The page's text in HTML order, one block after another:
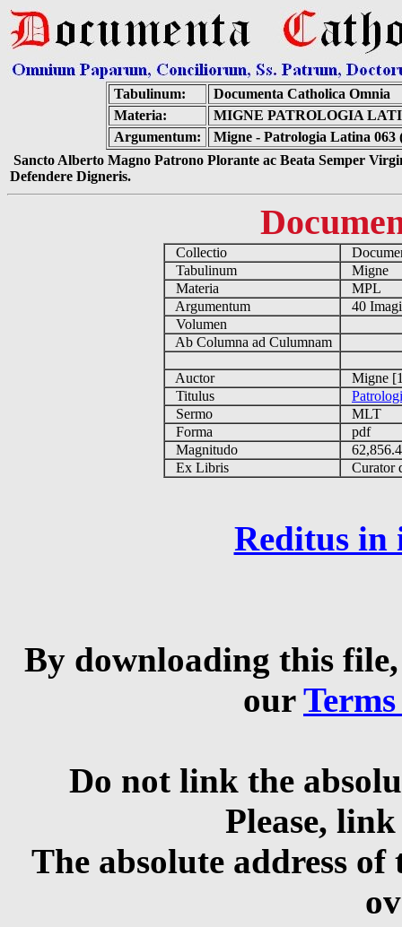
Tabulinum:
Documenta Catholica Omnia
Materia:
MIGNE PATROLOGIA
Argumentum:
Migne - Patrologia Latina 063
Sancto Alberto Magno Patrono Plorante ac Beata Semper
Defendere Digneris.
Collectio
Tabulinum
Migne
Materia
MPL
Argumentum
40
Volumen
Ab Columna ad Culumnam
Auctor
Migne
Titulus
Sermo
MLT
Forma
pdf
Magnitudo
Ex Libris
Curator
Reditus in
By downloading this
our
Do not link the
Please,
The absolute address